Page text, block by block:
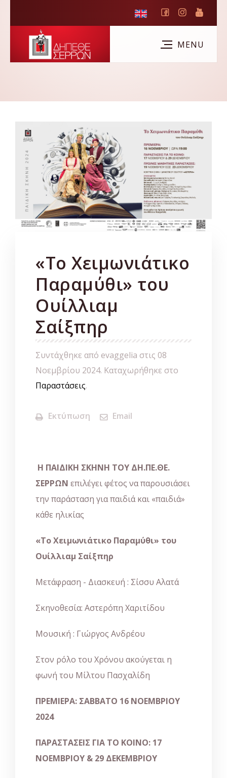
«Το Χειμωνιάτικο
Παραμύθι» του
Ουίλλιαμ
Σαίξπηρ
Συντάχθηκε από evaggelia στις 08
Νοεμβρίου 2024. Καταχωρήθηκε στο
Παραστάσεις.
Εκτύπωση Email
Η ΠΑΙΔΙΚΗ ΣΚΗΝΗ ΤΟΥ ΔΗ.ΠΕ.ΘΕ.
ΣΕΡΡΩΝ επιλέγει φέτος να παρουσιάσει
την παράσταση για παιδιά και «παιδιά»
κάθε ηλικίας
«Το Χειμωνιάτικο Παραμύθι» του
Ουίλλιαμ Σαίξπηρ
Μετάφραση - Διασκευή : Σίσσυ Αλατά
Σκηνοθεσία: Αστερόπη Χαριτίδου
Μουσική : Γιώργος Ανδρέου
Στον ρόλο του Χρόνου ακούγεται η
φωνή του Μίλτου Πασχαλίδη
ΠΡΕΜΙΕΡΑ: ΣΑΒΒΑΤΟ 16 ΝΟΕΜΒΡΙΟΥ
2024
ΠΑΡΑΣΤΑΣΕΙΣ ΓΙΑ ΤΟ ΚΟΙΝΟ: 17
ΝΟΕΜΒΡΙΟΥ & 29 ΔΕΚΕΜΒΡΙΟΥ